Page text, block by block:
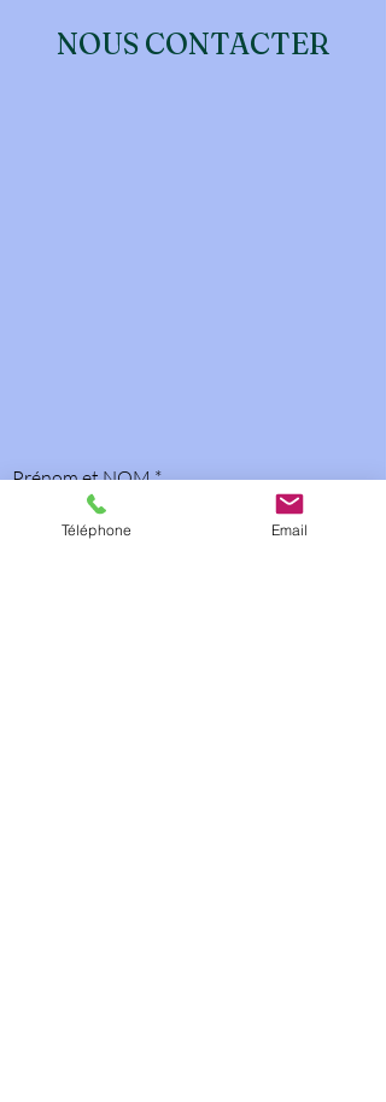
NOUS CONTACTER
Prénom et NOM
Téléphone Email